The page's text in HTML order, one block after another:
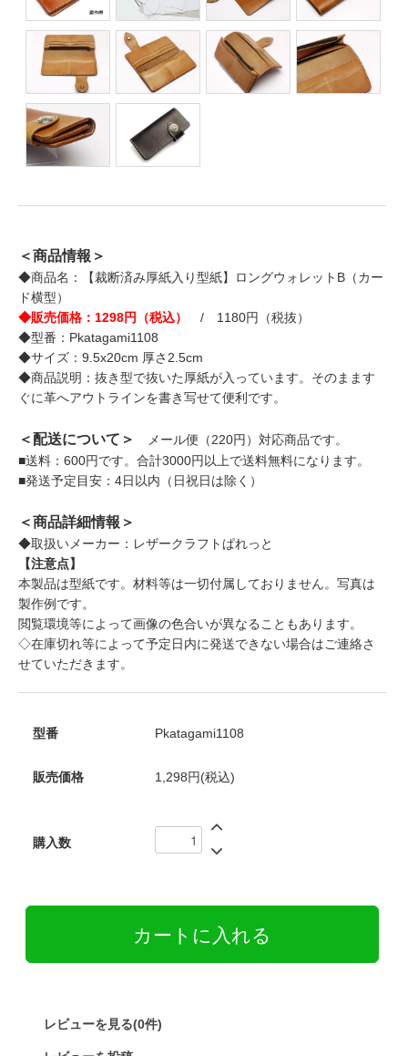
＜商品情報＞
◆商品名：【裁断済み厚紙入り型紙】ロングウォレットB（カー
ド横型）
◆販売価格：1298円（税込）
/ 1180円（税抜）
◆型番：Pkatagami1108
◆サイズ：9.5x20cm 厚さ2.5cm
◆商品説明：抜き型で抜いた厚紙が入っています。そのまます
ぐに革へアウトラインを書き写せて便利です。
＜配送について＞
メール便（220円）対応商品です。
■送料：600円です。合計3000円以上で送料無料になります。
■発送予定目安：4日以内（日祝日は除く）
＜商品詳細情報＞
◆取扱いメーカー：レザークラフトぱれっと
【注意点】
本製品は型紙です。材料等は一切付属しておりません。写真は
製作例です。
閲覧環境等によって画像の色合いが異なることもあります。
◇在庫切れ等によって予定日内に発送できない場合はご連絡さ
せていただきます。
型番 Pkatagami1108
販売価格 1,298円(税込)
購入数
レビューを見る(0件)